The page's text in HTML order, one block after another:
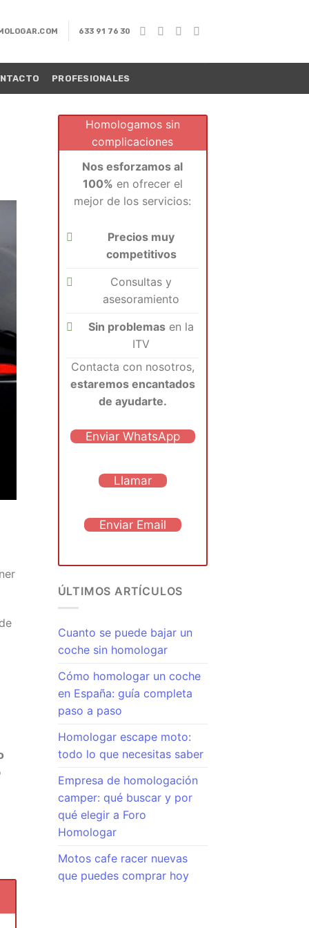
633 91 76 30
PROFESIONALES
Homologamos sin
complicaciones
Nos esforzamos al
100% en ofrecer el
mejor de los servicios:
Precios muy
competitivos
Consultas y
asesoramiento
Sin problemas en la
ITV
Contacta con nosotros,
estaremos encantados
de ayudarte.
Enviar WhatsApp
Llamar
Enviar Email
ÚLTIMOS ARTÍCULOS
Cuanto se puede bajar un
coche sin homologar
Cómo homologar un coche
en España: guía completa
paso a paso
Homologar escape moto:
todo lo que necesitas saber
Empresa de homologación
camper: qué buscar y por
qué elegir a Foro
Homologar
Motos cafe racer nuevas
que puedes comprar hoy